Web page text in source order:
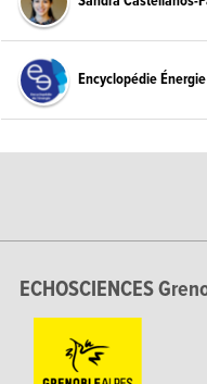
Encyclopédie
ECHOSCIENCES